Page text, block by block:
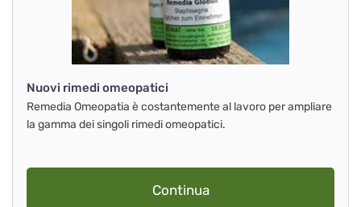
Nuovi rimedi omeopatici
Remedia Omeopatia è costantemente al lavoro per ampliare
la gamma dei singoli rimedi omeopatici.
Continua